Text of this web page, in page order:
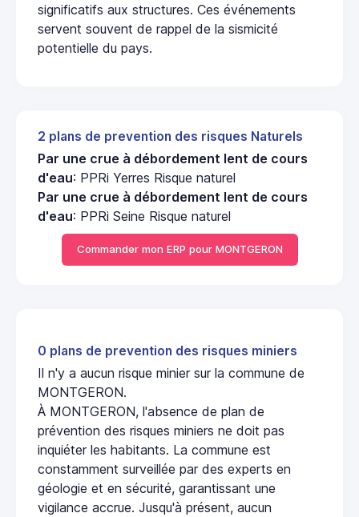
significatifs aux structures. Ces événements
servent souvent de rappel de la sismicité
potentielle du pays.
2 plans de prevention des risques Naturels
Par une crue à débordement lent de cours
d'eau: PPRi Yerres Risque naturel
Par une crue à débordement lent de cours
d'eau: PPRi Seine Risque naturel
Commander mon ERP pour MONTGERON
0 plans de prevention des risques miniers
Il n'y a aucun risque minier sur la commune de
MONTGERON.
À MONTGERON, l'absence de plan de
prévention des risques miniers ne doit pas
inquiéter les habitants. La commune est
constamment surveillée par des experts en
géologie et en sécurité, garantissant une
vigilance accrue. Jusqu'à présent, aucun